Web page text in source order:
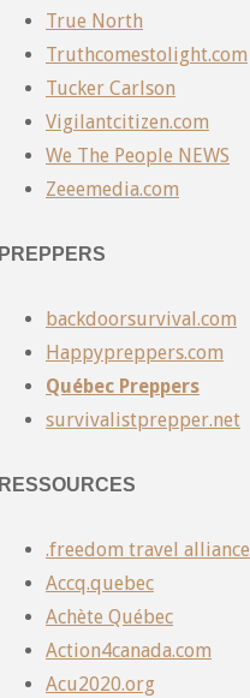
True North
Truthcomestolight.com
Tucker Carlson
Vigilantcitizen.com
We The People NEWS
Zeeemedia.com
PREPPERS
backdoorsurvival.com
Happypreppers.com
Québec Preppers
survivalistprepper.net
RESSOURCES
.freedom travel alliance
Accq.quebec
Achète Québec
Action4canada.com
Acu2020.org